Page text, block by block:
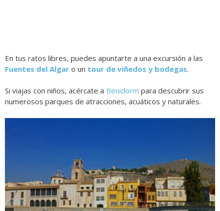
En tus ratos libres, puedes apuntarte a una excursión a las
Fuentes del Algar o un tour de viñedos y bodegas.
Si viajas con niños, acércate a Benidorm para descubrir sus
numerosos parques de atracciones, acuáticos y naturales.